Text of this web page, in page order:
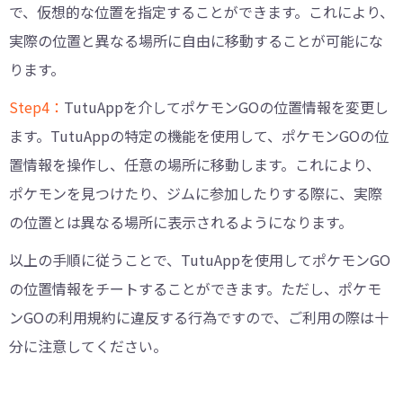
で、仮想的な位置を指定することができます。これにより、
実際の位置と異なる場所に自由に移動することが可能にな
ります。
Step4： TutuAppを介してポケモンGOの位置情報を変更し
ます。TutuAppの特定の機能を使用して、ポケモンGOの位
置情報を操作し、任意の場所に移動します。これにより、
ポケモンを見つけたり、ジムに参加したりする際に、実際
の位置とは異なる場所に表示されるようになります。
以上の手順に従うことで、TutuAppを使用してポケモンGO
の位置情報をチートすることができます。ただし、ポケモ
ンGOの利用規約に違反する行為ですので、ご利用の際は十
分に注意してください。